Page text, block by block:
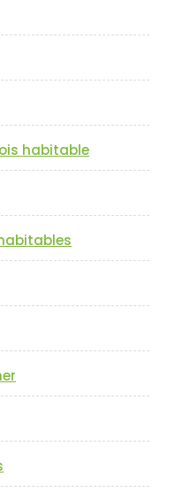
habitable